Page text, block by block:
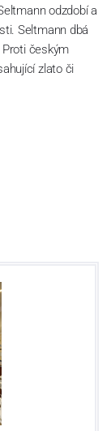
odzdobí a
Seltmann dbá
českým
zlato či